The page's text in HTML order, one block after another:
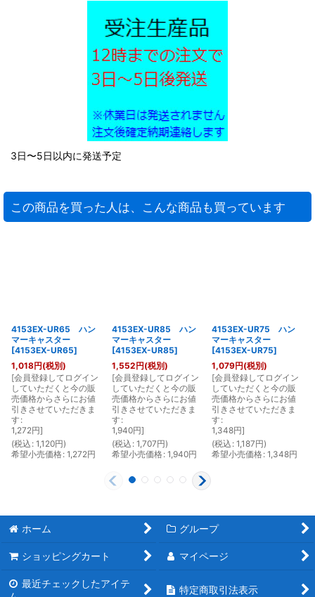
3日〜5日以内に発送予定
この商品を買った人は、こんな商品も買っています
4153EX-UR65 ハン
マーキャスター
[4153EX-UR65]
1,018円(税別)
[会員登録してログイン
していただくと今の販
売価格からさらにお値
引きさせていただきま
す :
1,272円]
(税込 : 1,120円)
希望小売価格: 1,272円
4153EX-UR85 ハン
マーキャスター
[4153EX-UR85]
1,552円(税別)
[会員登録してログイン
していただくと今の販
売価格からさらにお値
引きさせていただきま
す :
1,940円]
(税込 : 1,707円)
希望小売価格: 1,940円
4153EX-UR75 ハン
マーキャスター
[4153EX-UR75]
1,079円(税別)
[会員登録してログイン
していただくと今の販
売価格からさらにお値
引きさせていただきま
す :
1,348円]
(税込 : 1,187円)
希望小売価格: 1,348円
ホーム グループ
ショッピングカート マイページ
最近チェックしたアイテ
特定商取引法表示